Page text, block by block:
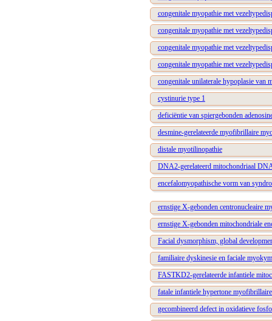
congenitale myopathie met
congenitale myopathie met
congenitale myopathie met
congenitale myopathie met
congenitale unilaterale hypoplasie van
cystinurie type 1
deficiëntie van spiergebonden
desmine-gerelateerde myofibrillaire
distale myotilinopathie
DNA2-gerelateerd mitochondriaal
encefalomyopathische vorm van
ernstige X-gebonden centronucleaire
ernstige X-gebonden mitochondriale
Facial dysmorphism, global
familiaire dyskinesie en faciale
FASTKD2-gerelateerde infantiele
fatale infantiele hypertone
gecombineerd defect in oxidatieve